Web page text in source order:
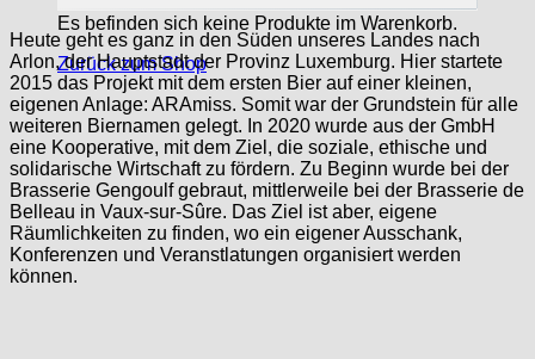
Es befinden sich keine Produkte im Warenkorb.
Zurück zum Shop
Heute geht es ganz in den Süden unseres Landes nach
Arlon, der Hauptstadt der Provinz Luxemburg. Hier startete
2015 das Projekt mit dem ersten Bier auf einer kleinen,
eigenen Anlage: ARAmiss. Somit war der Grundstein für alle
weiteren Biernamen gelegt. In 2020 wurde aus der GmbH
eine Kooperative, mit dem Ziel, die soziale, ethische und
solidarische Wirtschaft zu fördern. Zu Beginn wurde bei der
Brasserie Gengoulf gebraut, mittlerweile bei der Brasserie de
Belleau in Vaux-sur-Sûre. Das Ziel ist aber, eigene
Räumlichkeiten zu finden, wo ein eigener Ausschank,
Konferenzen und Veranstlatungen organisiert werden
können.